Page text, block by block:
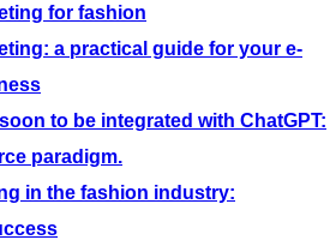
for fashion
a practical guide for your e-
to be integrated with ChatGPT:
paradigm.
in the fashion industry: